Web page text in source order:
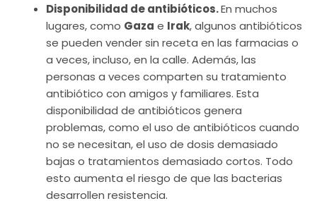
Disponibilidad de antibióticos.En muchos
lugares, como Gaza e Irak, algunos antibióticos
se pueden vender sin receta en las farmacias o
a veces, incluso, en la calle. Además, las
personas a veces comparten su tratamiento
antibiótico con amigos y familiares. Esta
disponibilidad de antibióticos genera
problemas, como el uso de antibióticos cuando
no se necesitan, el uso de dosis demasiado
bajas o tratamientos demasiado cortos. Todo
esto aumenta el riesgo de que las bacterias
desarrollen resistencia.